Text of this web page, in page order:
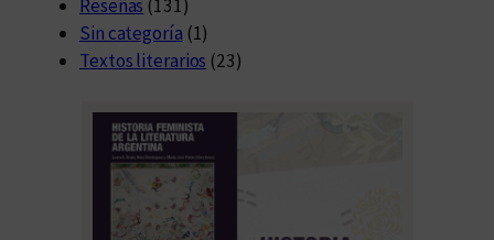
Reseñas (131)
Sin categoría (1)
Textos literarios (23)